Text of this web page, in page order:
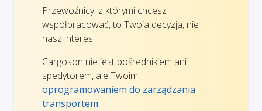
Przewoźnicy, z którymi chcesz
współpracować, to Twoja decyzja, nie
nasz interes.
Cargoson nie jest pośrednikiem ani
spedytorem, ale Twoim
oprogramowaniem do zarządzania
transportem.